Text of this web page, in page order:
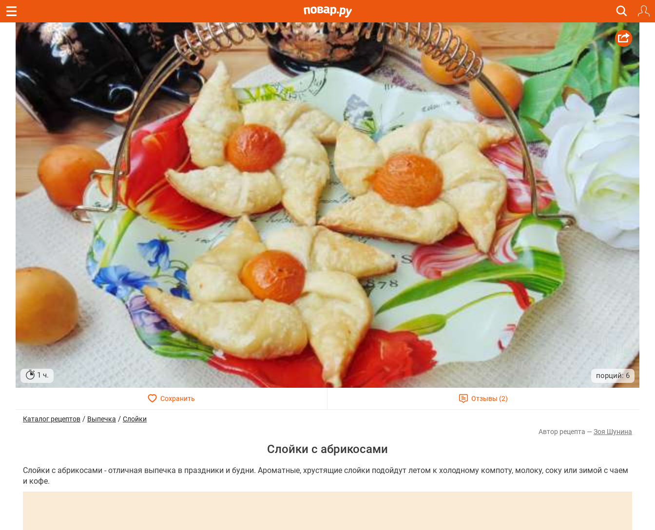
1 ч. 6
Каталог рецептов / Выпечка / Слойки
Зоя Шунина
Слойки с абрикосами
Слойки с абрикосами - отличная выпечка в праздники и будни. Ароматные, хрустящие слойки подойдут летом к холодному компоту, молоку, соку или зимой с чаем
и кофе.